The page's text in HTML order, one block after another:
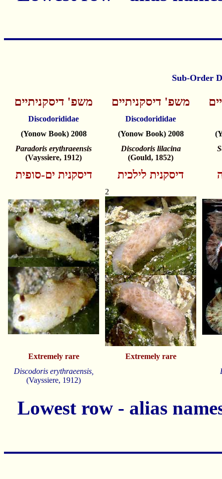
משפ' דיסקניתיים משפ' דיסקניתיים
Discodorididae
Discodorididae
(Yonow Book) 2008
(Yonow Book) 2008
Paradoris erythraeensis
(Vayssiere, 1912)
Discodoris lilacina
(Gould, 1852)
דיסקנית ים-סופית דיסקנית לילכית
2
Extremely rare
Extremely rare
Discodoris erythraeensis,
(Vayssiere, 1912)